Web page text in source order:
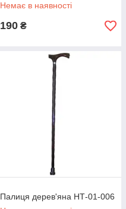
Немає в наявності
190 ₴
Палиця дерев'яна НТ-01-006